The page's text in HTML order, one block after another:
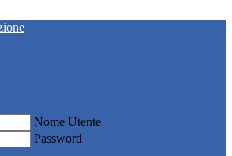
Nome Utente
Password